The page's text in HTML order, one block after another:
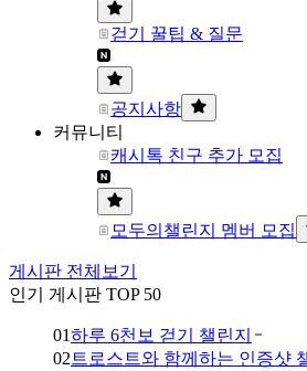
걷기 꿀팁 & 질문
공지사항
커뮤니티
캐시톡 친구 추가 모집
모두의챌린지 멤버 모집
게시판 전체보기
인기 게시판 TOP 50
01하루 6천보 걷기 챌린지
02 트로스트와 함께하는 인증샷